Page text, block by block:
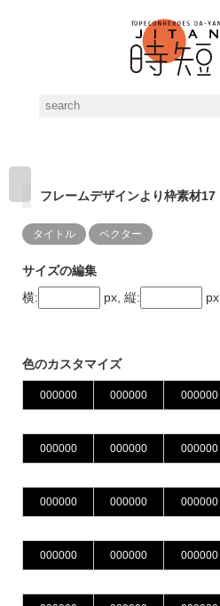
フレームデザインより枠素材17
タイトル ベクター
サイズの編集
横:
px, 縦: px
色のカスタマイズ